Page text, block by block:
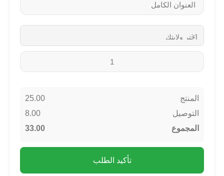
المنتج
25.00
التوصيل
8.00
المجموع
33.00
تأكيد الطلب